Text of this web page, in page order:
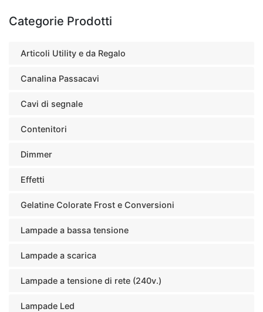
Categorie Prodotti
Articoli Utility e da Regalo
Canalina Passacavi
Cavi di segnale
Contenitori
Dimmer
Effetti
Gelatine Colorate Frost e Conversioni
Lampade a bassa tensione
Lampade a scarica
Lampade a tensione di rete (240v.)
Lampade Led